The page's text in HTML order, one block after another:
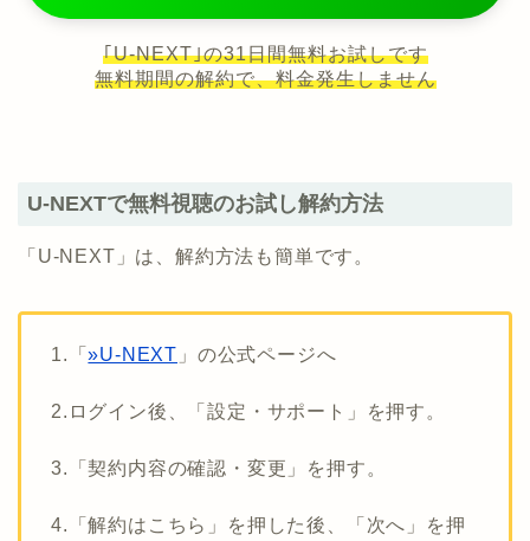
｢U-NEXT｣の31日間無料お試しです
無料期間の解約で、料金発生しません
U-NEXTで無料視聴のお試し解約方法
「U-NEXT」は、解約方法も簡単です。
1.「»U-NEXT 」の公式ページへ
2.ログイン後、「設定・サポート」を押す。
3.「契約内容の確認・変更」を押す。
4.「解約はこちら」を押した後、「次へ」を押